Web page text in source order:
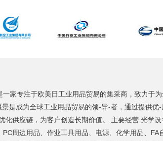
家专注于欧美日工业用品贸易的集采商，致力于
是成为全球工业用品贸易的领-导-者，通过提供优
化供应链，为客户创造长期价值。 主要经营 光学
周边用品、作业工具用品、电源、化学用品、FA